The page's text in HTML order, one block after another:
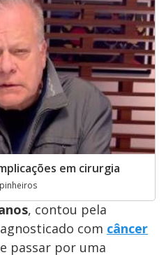
em cirurgia
, contou pela
com câncer
passar por uma